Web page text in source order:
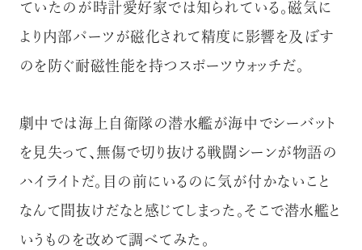
ていたのが時計愛好家では知られている。磁気に
より内部パーツが磁化されて精度に影響を及ぼす
のを防ぐ耐磁性能を持つスポーツウォッチだ。
劇中では海上自衛隊の潜水艦が海中でシーバット
を見失って、無傷で切り抜ける戦闘シーンが物語の
ハイライトだ。目の前にいるのに気が付かないこと
なんて間抜けだなと感じてしまった。そこで潜水艦と
いうものを改めて調べてみた。